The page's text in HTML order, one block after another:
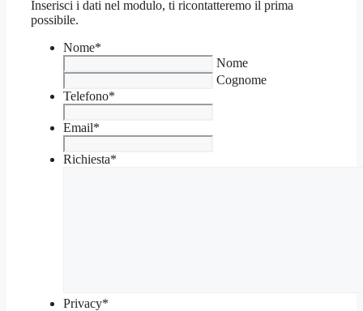
Inserisci i dati nel modulo, ti ricontatteremo il prima
possibile.
Nome*
Nome
Cognome
Telefono*
Email*
Richiesta*
Privacy*